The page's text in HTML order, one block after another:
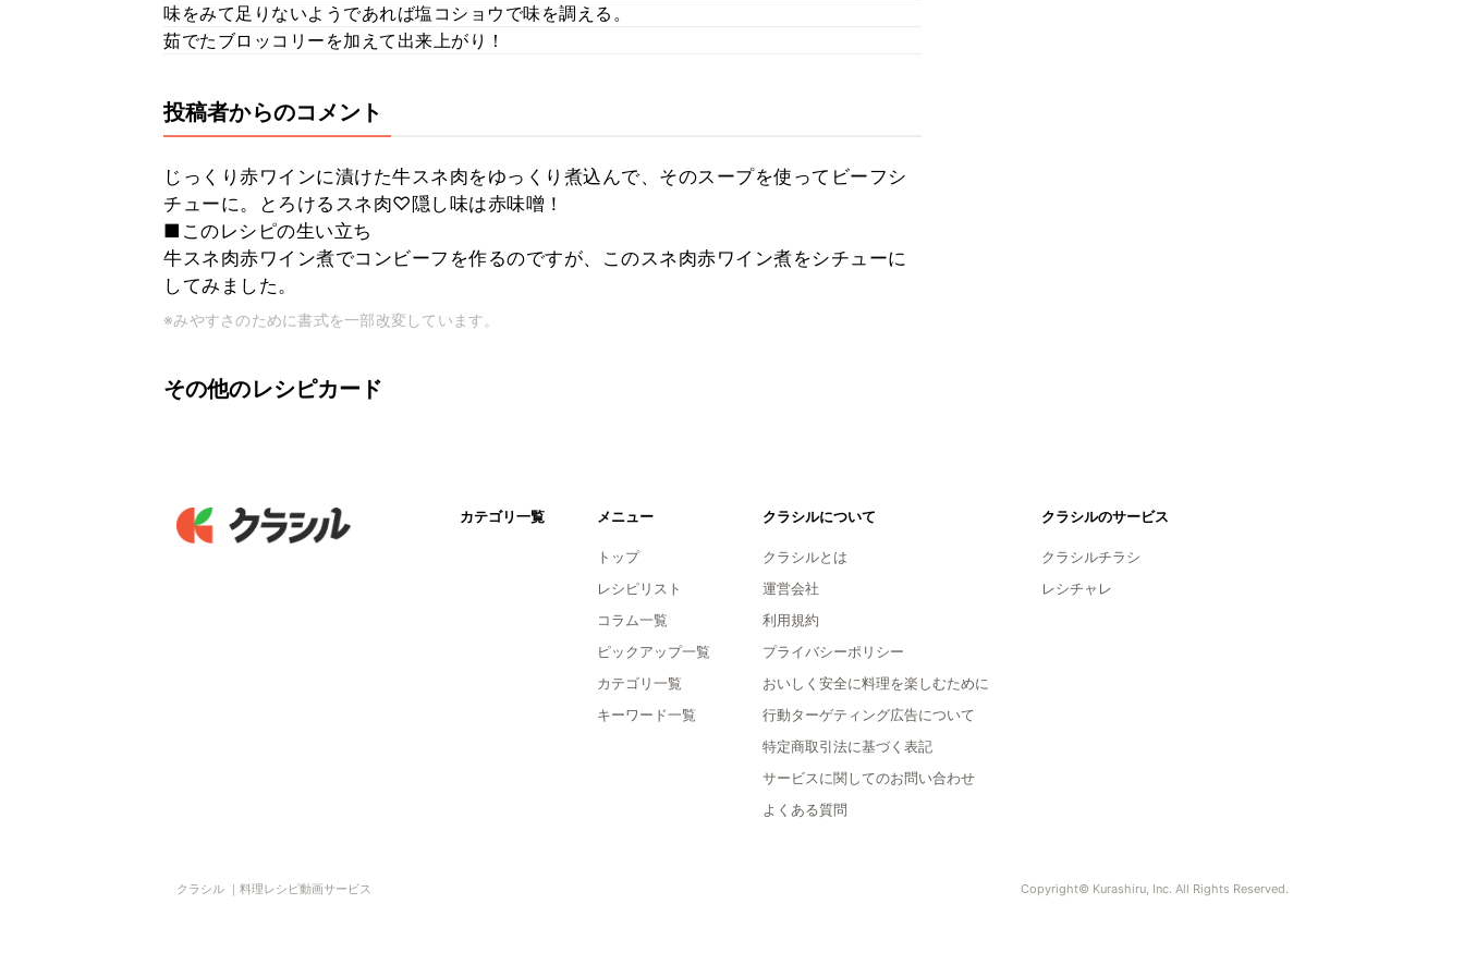
味をみて足りないようであれば塩コショウで味を調える。
茹でたブロッコリーを加えて出来上がり！
投稿者からのコメント
じっくり赤ワインに漬けた牛スネ肉をゆっくり煮込んで、そのスープを使ってビーフシ
チューに。とろけるスネ肉♡隠し味は赤味噌！
■このレシピの生い立ち
牛スネ肉赤ワイン煮でコンビーフを作るのですが、このスネ肉赤ワイン煮をシチューに
してみました。
※みやすさのために書式を一部改変しています。
その他のレシピカード
カテゴリ一覧 メニュー
トップ
レシピリスト
コラム一覧
ピックアップ一覧
カテゴリ一覧
キーワード一覧
クラシルについて
クラシルとは
運営会社
利用規約
プライバシーポリシー
おいしく安全に料理を楽しむために
行動ターゲティング広告について
特定商取引法に基づく表記
サービスに関してのお問い合わせ
よくある質問
クラシルのサービス
クラシルチラシ
レシチャレ
クラシル ｜料理レシピ動画サービス Copyright© Kurashiru, Inc. All Rights Reserved.